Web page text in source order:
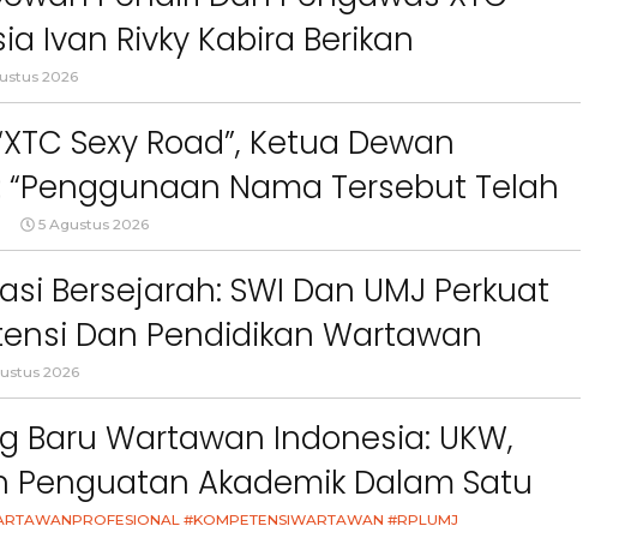
Ivan Rivky Kabira Berikan
Sikap Terkait “XTC Sexy Road”
2026
Sexy Road”, Ketua Dewan
“Penggunaan Nama Tersebut Telah
Ketentuan Perundang-
5 Agustus 2026
Bersejarah: SWI Dan UMJ Perkuat
Dan Pendidikan Wartawan
2026
Baru Wartawan Indonesia: UKW,
Penguatan Akademik Dalam Satu
#KOMPETENSIWARTAWAN #RPLUMJ
Pemkab Bandung Barat
Orang Tua dalam Menjaga
Kesehatan Anak di Era Digital